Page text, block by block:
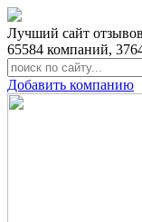
Лучший сайт
65584 компаний,
Добавить компанию